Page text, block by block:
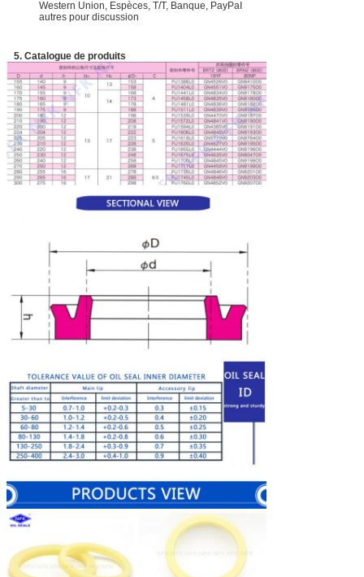
Western Union, Espèces, T/T, Banque, PayPaI
autres pour discussion
5. Catalogue de produits